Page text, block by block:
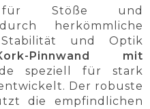
für Stöße und
herkömmliche
und Optik
Pinnwand mit
speziell für stark
Der robuste
die empfindlichen